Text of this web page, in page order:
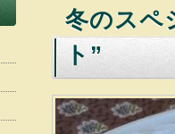
冬のスペ
ト”